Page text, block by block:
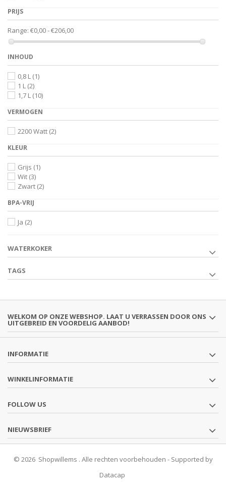
PRIJS
Range: €0,00 - €206,00
INHOUD
0,8 L (1)
1 L (2)
1,7 L (10)
VERMOGEN
2200 Watt (2)
KLEUR
Grijs (1)
Wit (3)
Zwart (2)
BPA-VRIJ
Ja (2)
WATERKOKER
TAGS
WELKOM OP ONZE WEBSHOP. LAAT U VERRASSEN DOOR ONS
UITGEBREID EN VOORDELIG AANBOD!
INFORMATIE
WINKELINFORMATIE
FOLLOW US
NIEUWSBRIEF
© 2026 Shopwillems . Alle rechten voorbehouden - Supported by
Datacap